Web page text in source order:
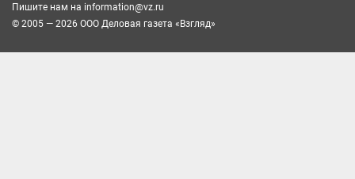
Пишите нам на information@vz.ru
© 2005 — 2026 ООО Деловая газета «Взгляд»